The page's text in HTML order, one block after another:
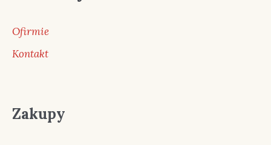
Ofirmie
Kontakt
Zakupy